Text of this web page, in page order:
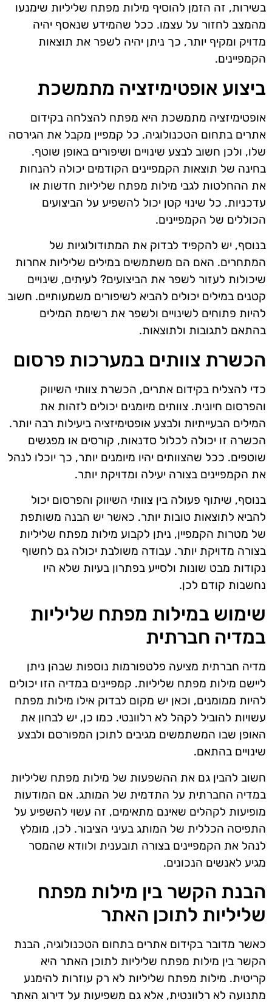
בשירות, זה הזמן להוסיף מילות מפתח שליליות שימנעו
מהמצב לחזור על עצמו. ככל שהמידע שנאסף יהיה
מדויק ומקיף יותר, כך ניתן יהיה לשפר את תוצאות
הקמפיינים.
ביצוע אופטימיזציה מתמשכת
אופטימיזציה מתמשכת היא מפתח להצלחה בקידום
אתרים בתחום הטכנולוגיה. כל קמפיין מקבל את הגירסה
שלו, ולכן חשוב לבצע שינויים ושיפורים באופן שוטף.
בחינה של תוצאות הקמפיינים הקודמים יכולה להנחות
את ההחלטות לגבי מילות מפתח שליליות חדשות או
עדכניות. כל שינוי קטן יכול להשפיע על הביצועים
הכוללים של הקמפיינים.
בנוסף, יש להקפיד לבדוק את המתודולוגיות של
המתחרים. האם הם משתמשים במילים שליליות אחרות
שיכולות לעזור לשפר את הביצועים? לעיתים, שינויים
קטנים במילים יכולים להביא לשיפורים משמעותיים. חשוב
להיות פתוחים לשינויים ולשפר את רשימת המילים
בהתאם לתגובות ולתוצאות.
הכשרת צוותים במערכות פרסום
כדי להצליח בקידום אתרים, הכשרת צוותי השיווק
והפרסום חיונית. צוותים מיומנים יכולים לזהות את
המילים הבעייתיות ולבצע אופטימיזציה ביעילות רבה יותר.
הכשרה זו יכולה לכלול סדנאות, קורסים או מפגשים
שוטפים. ככל שהצוותים יהיו מיומנים יותר, כך יוכלו לנהל
את הקמפיינים בצורה יעילה ומדויקת יותר.
בנוסף, שיתוף פעולה בין צוותי השיווק והפרסום יכול
להביא לתוצאות טובות יותר. כאשר יש הבנה משותפת
של מטרות הקמפיין, ניתן לקבוע מילות מפתח שליליות
בצורה מדויקת יותר. עבודה משולבת יכולה גם לחשוף
נקודות מבט שונות ולסייע בפתרון בעיות שלא היו
נחשבות קודם לכן.
שימוש במילות מפתח שליליות
במדיה חברתית
מדיה חברתית מציעה פלטפורמות נוספות שבהן ניתן
ליישם מילות מפתח שליליות. קמפיינים במדיה הזו יכולים
להיות ממומנים, וכאן יש מקום לבדוק אילו מילות מפתח
עשויות להוביל לקהל לא רלוונטי. כמו כן, יש לבחון את
האופן שבו המשתמשים מגיבים לתוכן המפורסם ולבצע
שינויים בהתאם.
חשוב להבין גם את ההשפעות של מילות מפתח שליליות
במדיה החברתית על התדמית של המותג. אם המודעות
מופיעות לקהלים שאינם מתאימים, זה עשוי להשפיע על
התפיסה הכללית של המותג בעיני הציבור. לכן, מומלץ
לנהל את הקמפיינים בצורה תובענית ולוודא שהמסר
מגיע לאנשים הנכונים.
הבנת הקשר בין מילות מפתח
שליליות לתוכן האתר
כאשר מדובר בקידום אתרים בתחום הטכנולוגיה, הבנת
הקשר בין מילות מפתח שליליות לתוכן האתר היא
קריטית. מילות מפתח שליליות לא רק עוזרות להימנע
מתנועה לא רלוונטית, אלא גם משפיעות על דירוג האתר